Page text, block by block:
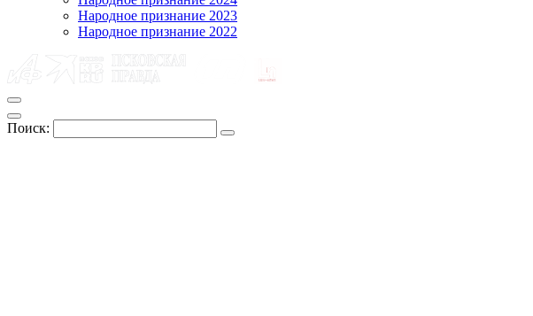
Народное признание 2023
Народное признание 2022
Поиск: